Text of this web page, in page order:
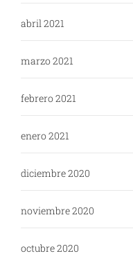
abril 2021
marzo 2021
febrero 2021
enero 2021
diciembre 2020
noviembre 2020
octubre 2020